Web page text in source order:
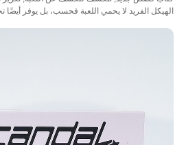
الفريد لا يحمي اللعبة فحسب، بل يوفر أيضًا تجربة